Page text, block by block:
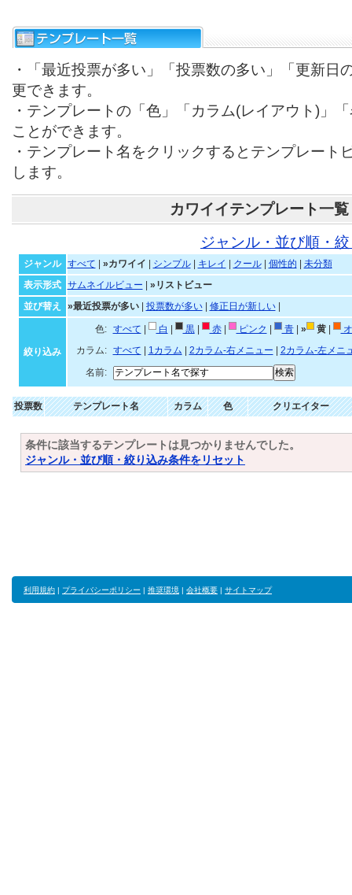
・「最近投票が多い」「投票数の多い」「更新日
更できます。
・テンプレートの「色」「カラム(レイアウト)」
ことができます。
・テンプレート名をクリックするとテンプレート
します。
カワイイテンプレート一覧
ジャンル・並び順・
ジャンル すべて »カワイイ シンプル| キレイ クール| 個性的
未分類
表示形式
サムネイルビュー
»リストビュー
並び替え
»最近投票が多い| 投票数が多い| 修正日が新しい|
絞り込み
色: すべて 白 黒| 赤| ピンク 青| » 黄|
カラム:
すべて 1カラム 2カラム-右メニュー
2カラム-左メニ
名前:
投票数 テンプレート名 カラム 色 クリエイター
条件に該当するテンプレートは見つかりませんでした。
ジャンル・並び順・絞り込み条件をリセット
利用規約 | プライバシーポリシー | 推奨環境 | 会社概要 | サイトマップ